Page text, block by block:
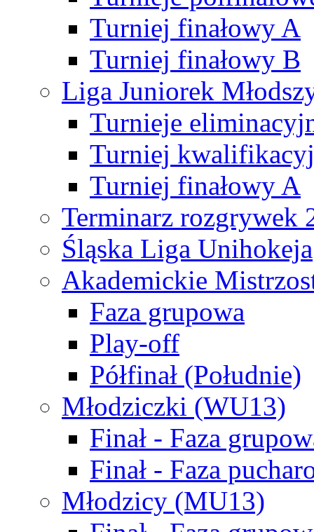
Turniej finałowy A
Turniej finałowy B
Liga Juniorek
Turnieje
Turniej
Turniej finałowy A
Terminarz rozgrywek
Śląska Liga Unihokeja
Akademickie
Faza grupowa
Play-off
Półfinał (Południe)
Młodziczki (WU13)
Finał - Faza
Finał - Faza
Młodzicy (MU13)